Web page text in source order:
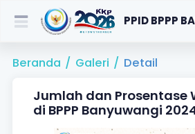
PPID BPPP
Beranda / Galeri / Detail
Jumlah dan Prosentase
di BPPP Banyuwangi